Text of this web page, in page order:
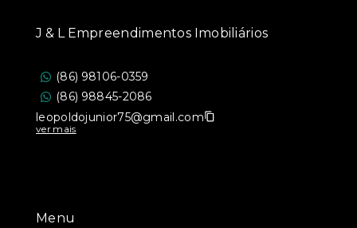
Menu
J & L Empreendimentos Imobiliários
(86) 98106-0359
(86) 98845-2086
leopoldojunior75@gmail.com
ver mais